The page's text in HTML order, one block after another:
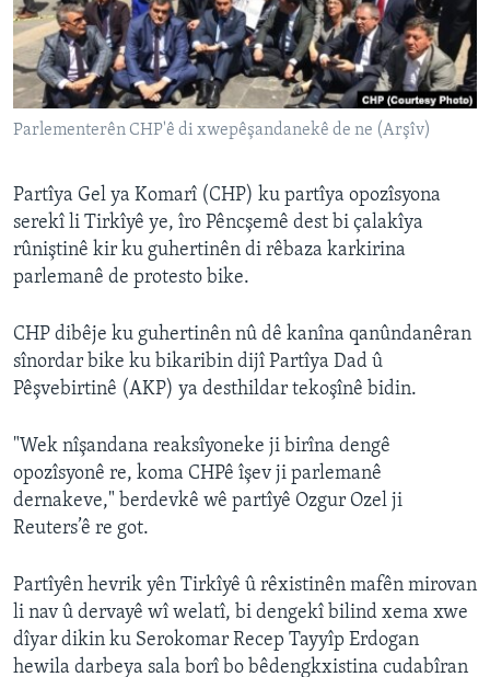
ÇAND Û HUNER
SERNIVÎS
SORANÎ
FOLLOW US
Zimanên Din
Parlementerên CHP'ê di xwepêşandanekê de ne (Arşîv)
Partîya Gel ya Komarî (CHP) ku partîya opozîsyona
serekî li Tirkîyê ye, îro Pêncşemê dest bi çalakîya
rûniştinê kir ku guhertinên di rêbaza karkirina
parlemanê de protesto bike.
CHP dibêje ku guhertinên nû dê kanîna qanûndanêran
sînordar bike ku bikaribin dijî Partîya Dad û
Pêşvebirtinê (AKP) ya desthildar tekoşînê bidin.
"Wek nîşandana reaksîyoneke ji birîna dengê
opozîsyonê re, koma CHPê îşev ji parlemanê
dernakeve," berdevkê wê partîyê Ozgur Ozel ji
Reuters’ê re got.
Partîyên hevrik yên Tirkîyê û rêxistinên mafên mirovan
li nav û dervayê wî welatî, bi dengekî bilind xema xwe
dîyar dikin ku Serokomar Recep Tayyîp Erdogan
hewila darbeya sala borî bo bêdengkxistina cudabîran